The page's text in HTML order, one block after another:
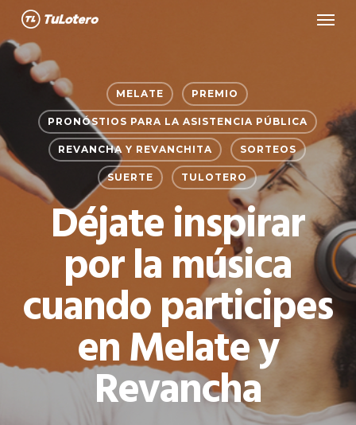
Skip
to
main
content
Menu
MELATE PREMIO
PRONÓSTIOS PARA LA ASISTENCIA PÚBLICA
REVANCHA Y REVANCHITA SORTEOS
SUERTE TULOTERO
Déjate inspirar
por la música
cuando participes
en Melate y
Revancha